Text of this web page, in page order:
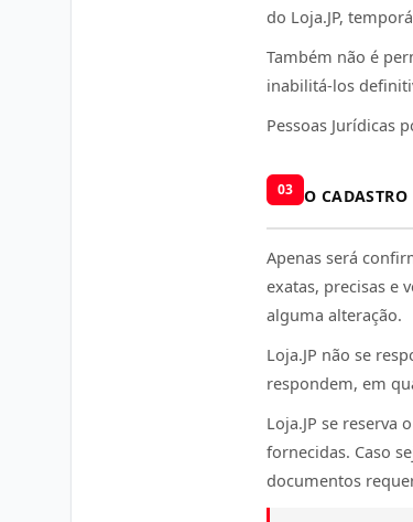
do Loja.JP,
Também não é
inabilitá-los
Pessoas Jurídicas
03 O CADASTRO
Apenas será
exatas, precisas e
alguma alteração.
Loja.JP não se
respondem, em
Loja.JP se
fornecidas. Caso
documentos